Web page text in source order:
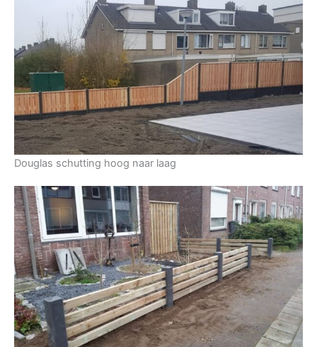
Douglas schutting hoog naar laag